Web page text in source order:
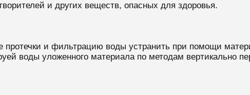
и других веществ, опасных для здоровья.
протечки и фильтрацию воды устранить при помощи
воды уложенного материала по методам вертикально